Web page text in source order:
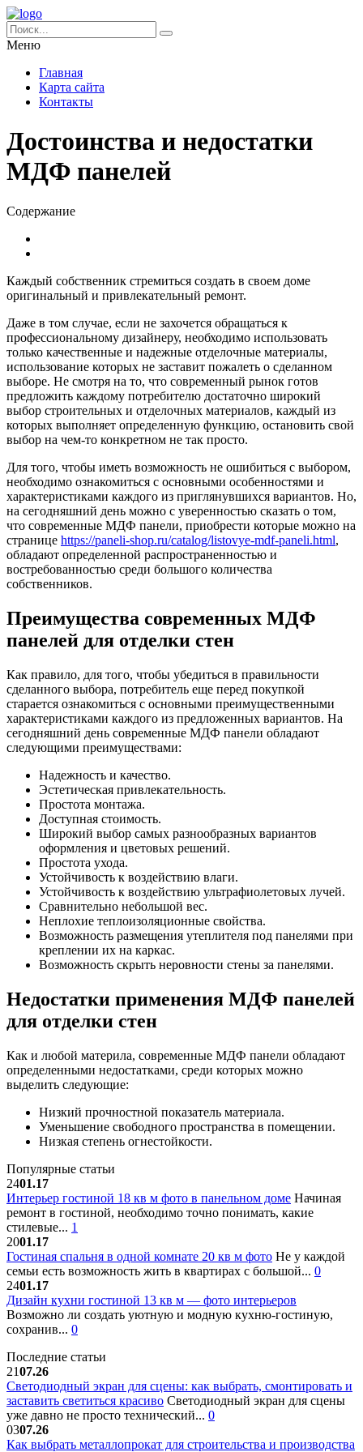
Меню
Главная
Карта сайта
Контакты
Достоинства и недостатки
МДФ панелей
Содержание
Каждый собственник стремиться создать в своем доме
оригинальный и привлекательный ремонт.
Даже в том случае, если не захочется обращаться к
профессиональному дизайнеру, необходимо использовать
только качественные и надежные отделочные материалы,
использование которых не заставит пожалеть о сделанном
выборе. Не смотря на то, что современный рынок готов
предложить каждому потребителю достаточно широкий
выбор строительных и отделочных материалов, каждый из
которых выполняет определенную функцию, остановить свой
выбор на чем-то конкретном не так просто.
Для того, чтобы иметь возможность не ошибиться с выбором,
необходимо ознакомиться с основными особенностями и
характеристиками каждого из приглянувшихся вариантов. Но,
на сегодняшний день можно с уверенностью сказать о том,
что современные МДФ панели, приобрести которые можно на
странице https://paneli-shop.ru/catalog/listovye-mdf-paneli.html,
обладают определенной распространенностью и
востребованностью среди большого количества
собственников.
Преимущества современных МДФ
панелей для отделки стен
Как правило, для того, чтобы убедиться в правильности
сделанного выбора, потребитель еще перед покупкой
старается ознакомиться с основными преимущественными
характеристиками каждого из предложенных вариантов. На
сегодняшний день современные МДФ панели обладают
следующими преимуществами:
Надежность и качество.
Эстетическая привлекательность.
Простота монтажа.
Доступная стоимость.
Широкий выбор самых разнообразных вариантов
оформления и цветовых решений.
Простота ухода.
Устойчивость к воздействию влаги.
Устойчивость к воздействию ультрафиолетовых лучей.
Сравнительно небольшой вес.
Неплохие теплоизоляционные свойства.
Возможность размещения утеплителя под панелями при
креплении их на каркас.
Возможность скрыть неровности стены за панелями.
Недостатки применения МДФ панелей
для отделки стен
Как и любой материла, современные МДФ панели обладают
определенными недостатками, среди которых можно
выделить следующие:
Низкий прочностной показатель материала.
Уменьшение свободного пространства в помещении.
Низкая степень огнестойкости.
Популярные статьи
2401.17
Интерьер гостиной 18 кв м фото в панельном доме Начиная
ремонт в гостиной, необходимо точно понимать, какие
стилевые... 1
2001.17
Гостиная спальня в одной комнате 20 кв м фото Не у каждой
семьи есть возможность жить в квартирах с большой... 0
2401.17
Дизайн кухни гостиной 13 кв м — фото интерьеров
Возможно ли создать уютную и модную кухню-гостиную,
сохранив... 0
Последние статьи
2107.26
Светодиодный экран для сцены: как выбрать, смонтировать и
заставить светиться красиво Светодиодный экран для сцены
уже давно не просто технический... 0
0307.26
Как выбрать металлопрокат для строительства и производства